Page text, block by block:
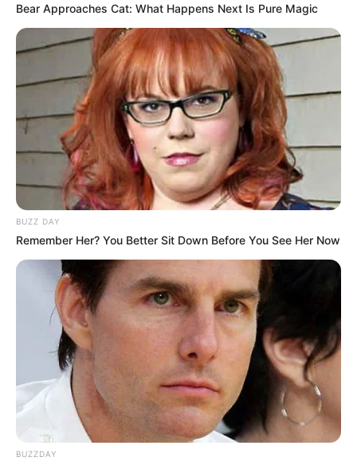
Bauliche und kulturelle Zeugnisse aus der
über 2.000-jährigen Stadtgeschichte
geben der Hauptstadt von Rheinland-Pfalz
- einer der historisch interessantesten Städte auf
deutschem Boden - einen einmaligen Wert. Für die
Stadtbesichtigung ist der Kauf einesReiseführers
empfehlen.
Mainzer Dom
Der spektakuläre Mainzer Dom, mit dessen
Errichtung Ende des 1. Jahrtausends
begonnen wurde, gilt ebenso wie der Dom
Zitadelle Mainz
Oberhalb der Mainzer Altstadt erhebt sich
eine Barockfestung, die im 17. Jahrhundert
für den Mainzer Erzbischof errichtet wurde.
Der berühmteste Teil der Festung ist allerdings der
Drususstein
, der vor rund 2.000 Jahren von den Römern
als Ehrenmal erbaute wurde. Er ist zugleich das älteste
erhaltene Bauwerk der Stadt.
Bear Approaches Cat: What Happens Next Is Pure Magic
BUZZ DAY
Remember Her? You Better Sit Down Before You See Her Now
BUZZDAY